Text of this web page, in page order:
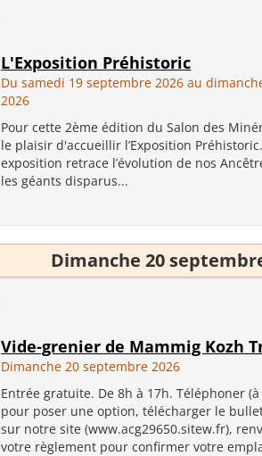
L'Exposition Préhistoric
Du samedi 19 septembre 2026 au
2026
Pour cette 2ème édition du Salon des
le plaisir d'accueillir l’Exposition
exposition retrace l’évolution de nos
les géants disparus...
Dimanche 20
Vide-grenier de Mammig Kozh
Dimanche 20 septembre 2026
Entrée gratuite. De 8h à 17h. Téléphoner
pour poser une option, télécharger le
sur notre site (www.acg29650.sitew.fr),
votre règlement pour confirmer votre